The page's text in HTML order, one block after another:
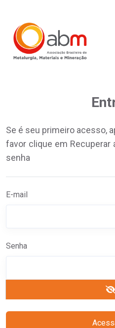
Se é seu primeiro acesso,
favor clique em Recuperar
senha
E-mail
Senha